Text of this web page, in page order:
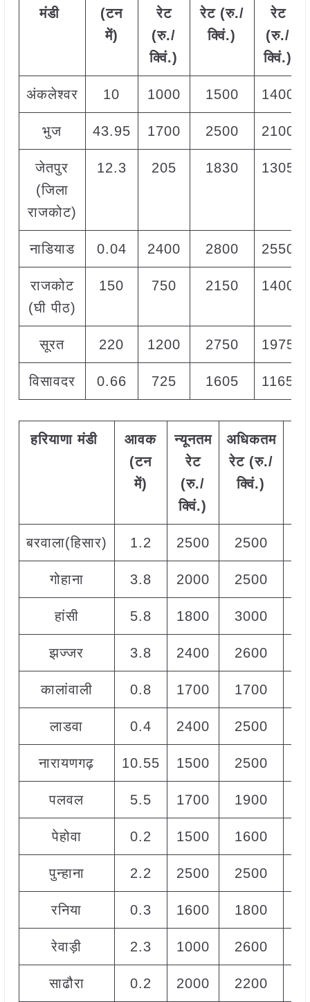
मंडी
(टन
में)
रेट
(रु./
क्विं.)
रेट (रु./
क्विं.)
रेट
(रु./
क्विं.)
अंकलेश्वर 10 1000 1500 1400
भुज 43.95 1700 2500 2100
जेतपुर
(जिला
राजकोट)
12.3 205 1830 1305
नाडियाड 0.04 2400 2800 2550
राजकोट
(घी पीठ)
150 750 2150 1400
सूरत 220 1200 2750 1975
विसावदर 0.66 725 1605 1165
हरियाणा मंडी
आवक
(टन
में)
न्यूनतम
रेट
(रु./
क्विं.)
अधिकतम
रेट (रु./
क्विं.)
बरवाला(हिसार) 1.2 2500 2500
गोहाना 3.8 2000 2500
हांसी 5.8 1800 3000
झज्जर 3.8 2400 2600
कालांवाली 0.8 1700 1700
लाडवा 0.4 2400 2500
नारायणगढ़ 10.55 1500 2500
पलवल 5.5 1700 1900
पेहोवा 0.2 1500 1600
पुन्हाना 2.2 2500 2500
रनिया 0.3 1600 1800
रेवाड़ी 2.3 1000 2600
साढौरा 0.2 2000 2200